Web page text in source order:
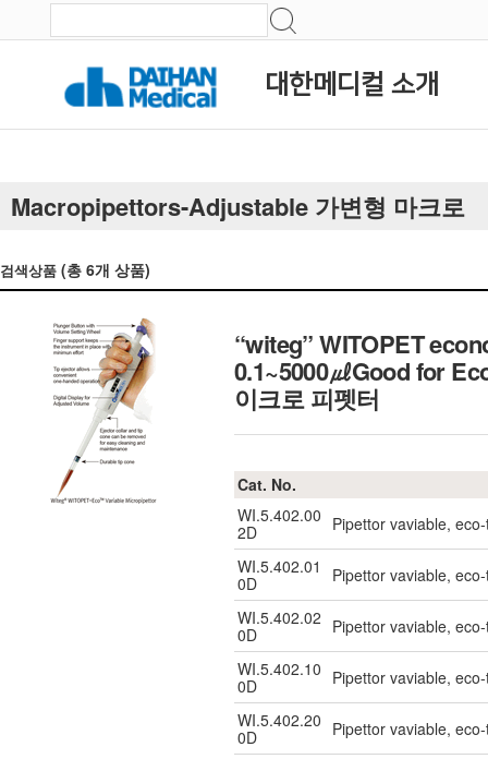
대한메디컬 소개
Macropipettors-Adjustable 가변형 마크로
검색상품 (총 6개 상품)
“witeg” WITOPET
0.1~5000㎕Good for
이크로 피펫터
Cat. No.
WI.5.402.00
2D
Pipettor vaviable,
WI.5.402.01
0D
Pipettor vaviable,
WI.5.402.02
0D
Pipettor vaviable,
WI.5.402.10
0D
Pipettor vaviable,
WI.5.402.20
0D
Pipettor vaviable,